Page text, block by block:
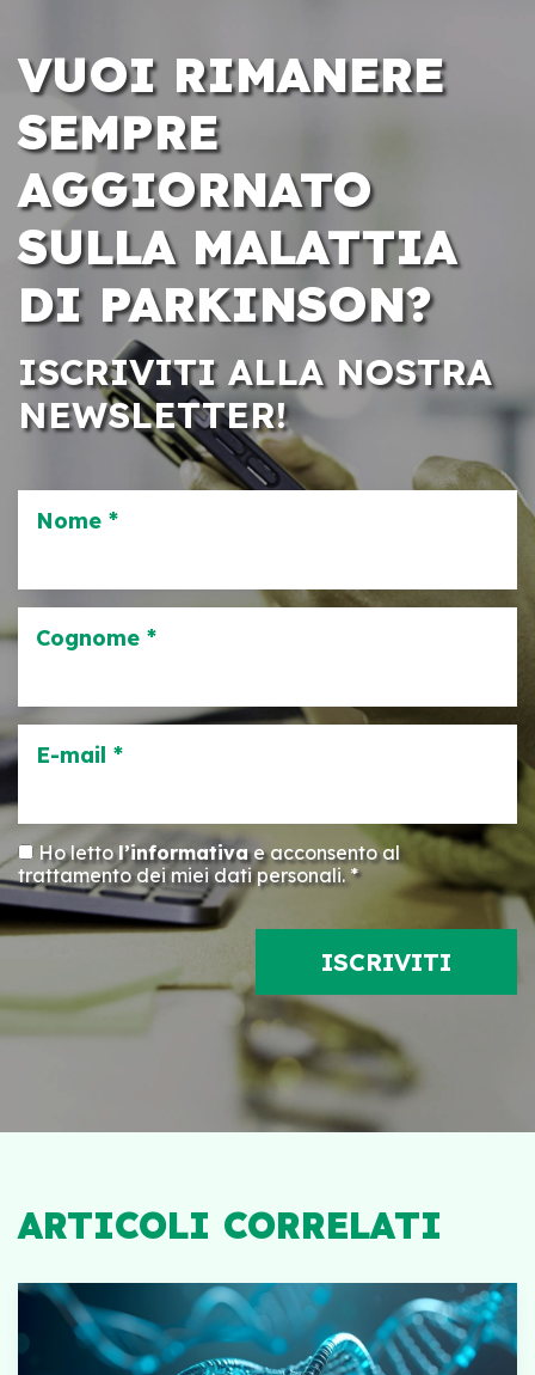
VUOI RIMANERE
SEMPRE
AGGIORNATO
SULLA MALATTIA
DI PARKINSON?
ISCRIVITI ALLA NOSTRA
NEWSLETTER!
Nome *
Cognome *
E-mail *
Ho lettol’informativae acconsento al
trattamento dei miei dati personali. *
ARTICOLI CORRELATI